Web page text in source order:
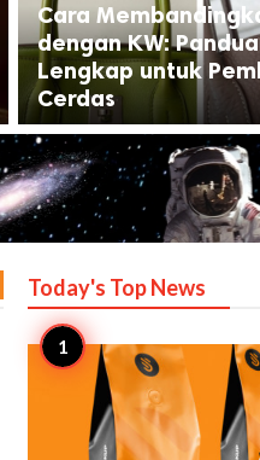
Cara
dengan KW:
Lengkap untuk
Cerdas
Today's TopNews